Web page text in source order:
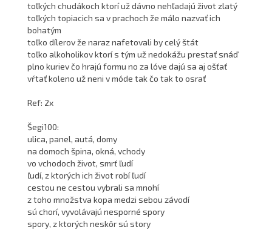
toľkých chudákoch ktorí už dávno nehľadajú život zlatý
toľkých topiacich sa v prachoch že málo nazvať ich
bohatým
toľko dílerov že naraz nafetovali by celý štát
toľko alkoholikov ktorí s tým už nedokážu prestať snáď
plno kuriev čo hrajú formu no za lóve dajú sa aj ošťať
vŕtať koleno už neni v móde tak čo tak to osrať
Ref: 2x
Šegi100:
ulica, panel, autá, domy
na domoch špina, okná, vchody
vo vchodoch život, smrť ľudí
ľudí, z ktorých ich život robí ľudí
cestou ne cestou vybrali sa mnohí
z toho množstva kopa medzi sebou závodí
sú chorí, vyvolávajú nesporné spory
spory, z ktorých neskôr sú story